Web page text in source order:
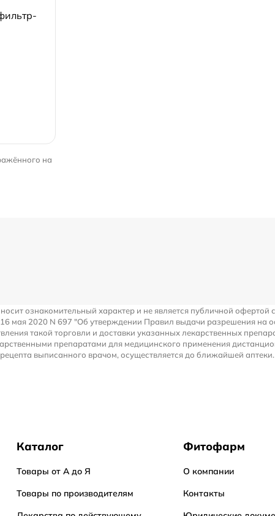
на
ознакомительный характер и не является публичной офертой
мая 2020 N 697 "Об утверждении Правил выдачи разрешения на
такой торговли и доставки указанных лекарственных
препаратами для медицинского применения
выписанного врачом, осуществляется до ближайшей аптеки.
Каталог
Товары от А до Я
Товары по производителям
Фитофарм
О компании
Контакты